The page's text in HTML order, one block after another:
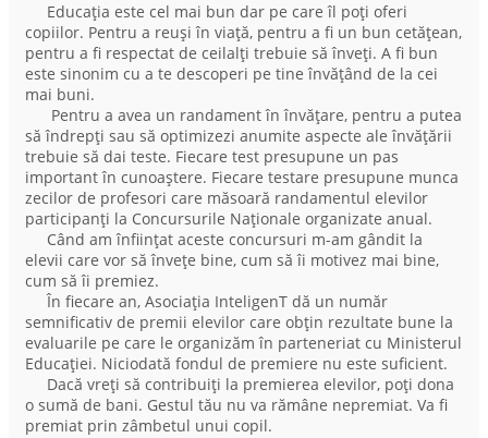
Educația este cel mai bun dar pe care îl poți oferi
copiilor. Pentru a reuși în viață, pentru a fi un bun cetățean,
pentru a fi respectat de ceilalți trebuie să înveți. A fi bun
este sinonim cu a te descoperi pe tine învățând de la cei
mai buni.
Pentru a avea un randament în învățare, pentru a putea
să îndrepți sau să optimizezi anumite aspecte ale învățării
trebuie să dai teste. Fiecare test presupune un pas
important în cunoaștere. Fiecare testare presupune munca
zecilor de profesori care măsoară randamentul elevilor
participanți la Concursurile Naționale organizate anual.
Când am înființat aceste concursuri m-am gândit la
elevii care vor să învețe bine, cum să îi motivez mai bine,
cum să îi premiez.
În fiecare an, Asociația InteligenT dă un număr
semnificativ de premii elevilor care obțin rezultate bune la
evaluarile pe care le organizăm în parteneriat cu Ministerul
Educației. Niciodată fondul de premiere nu este suficient.
Dacă vreți să contribuiți la premierea elevilor, poți dona
o sumă de bani. Gestul tău nu va rămâne nepremiat. Va fi
premiat prin zâmbetul unui copil.